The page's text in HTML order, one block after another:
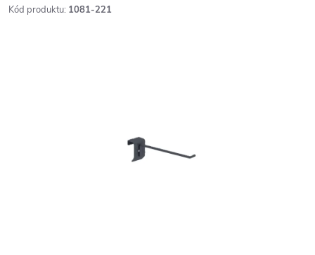
Kód produktu: 1081-221